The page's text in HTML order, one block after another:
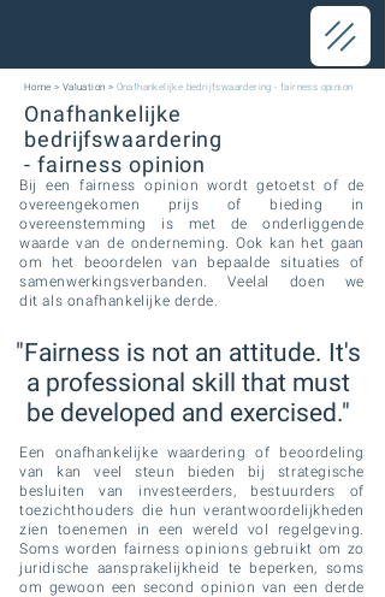
Bij een fairness opinion wordt getoetst of de
overeengekomen prijs of bieding in
overeenstemming is met de onderliggende
waarde van de onderneming. Ook kan het gaan
om het beoordelen van bepaalde situaties of
samenwerkingsverbanden. Veelal doen we
dit als onafhankelijke derde.
"Fairness is not an attitude. It's
a professional skill that must
be developed and exercised."
Een onafhankelijke waardering of beoordeling
van kan veel steun bieden bij strategische
besluiten van investeerders, bestuurders of
toezichthouders die hun verantwoordelijkheden
zien toenemen in een wereld vol regelgeving.
Soms worden fairness opinions gebruikt om zo
juridische aansprakelijkheid te beperken, soms
om gewoon een second opinion van een derde
Home > Valuation > Onafhankelijke bedrijfswaardering - fairness opinion
Onafhankelijke
bedrijfswaardering
- fairness opinion